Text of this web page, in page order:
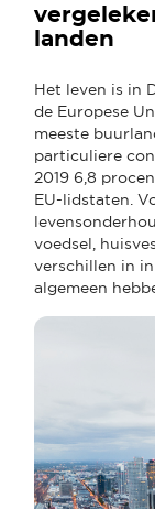
landen
Het leven is in
de Europese
meeste
particuliere
2019 6,8
EU-lidstaten.
voedsel,
verschillen in
algemeen